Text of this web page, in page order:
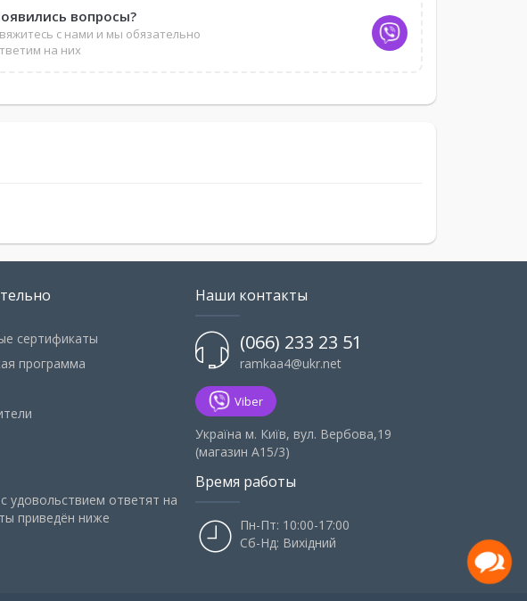
вопросы?
с нами и мы обязательно
на них
сертификаты
программа
удовольствием ответят на
приведён ниже
Наши контакты
(066) 233 23 51
ramkaa4@ukr.net
Viber
Українa м. Київ, вул. Вербова,19
(магазин А15/3)
Время работы
Пн-Пт: 10:00-17:00
Сб-Нд: Вихідний